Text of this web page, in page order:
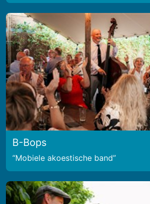
B-Bops
Mobiele akoestische band